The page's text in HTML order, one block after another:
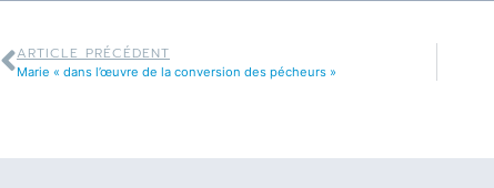
ARTICLE PRÉCÉDENT
Marie « dans l’œuvre de la conversion des pécheurs »